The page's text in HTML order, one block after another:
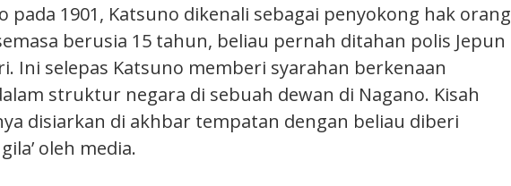
pada 1901, Katsuno dikenali sebagai penyokong hak orang
berusia 15 tahun, beliau pernah ditahan polis Jepun
Ini selepas Katsuno memberi syarahan berkenaan
struktur negara di sebuah dewan di Nagano. Kisah
disiarkan di akhbar tempatan dengan beliau diberi
oleh media.